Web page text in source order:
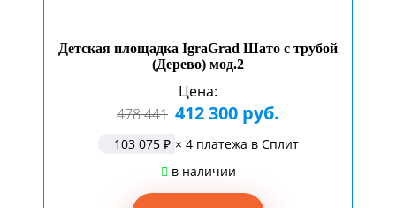
Детская площадка IgraGrad Шато с трубой
(Дерево) мод.2
Цена:
478 441 412 300 руб.
103 075 ₽ × 4 платежа в Сплит
в наличии